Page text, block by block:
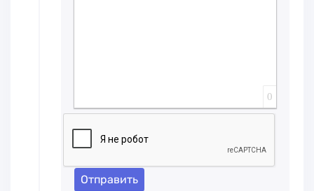
0
Отправить